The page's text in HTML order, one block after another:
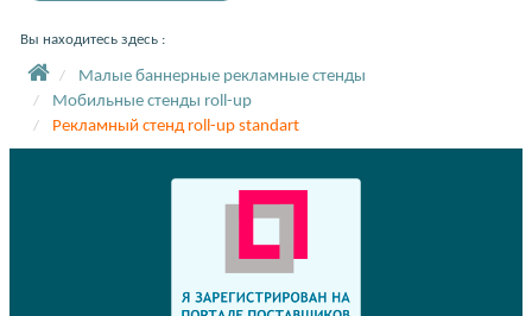
Вы находитесь здесь :
Малые баннерные рекламные стенды
Мобильные стенды roll-up
Рекламный стенд roll-up standart